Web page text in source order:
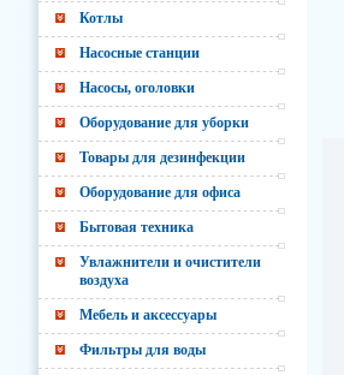
Котлы
Насосные станции
Насосы, оголовки
Оборудование для уборки
Товары для дезинфекции
Оборудование для офиса
Бытовая техника
Увлажнители и очистители
воздуха
Мебель и аксессуары
Фильтры для воды